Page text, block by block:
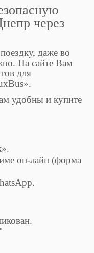
через
даже во
На сайте Вам
для
удобны и купите
он-лайн (форма